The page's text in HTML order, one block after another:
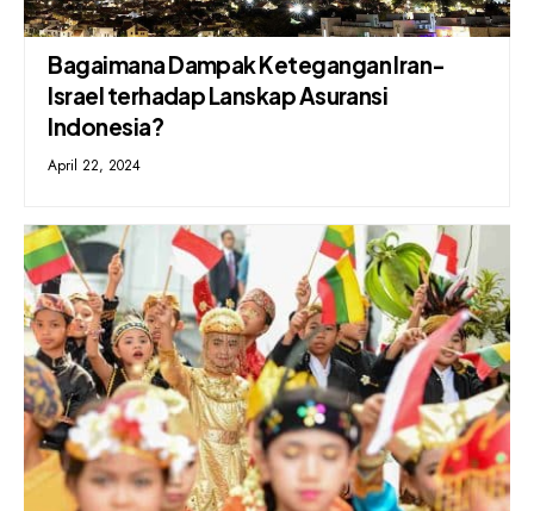
Bagaimana Dampak Ketegangan Iran-
Israel terhadap Lanskap Asuransi
Indonesia?
April 22, 2024